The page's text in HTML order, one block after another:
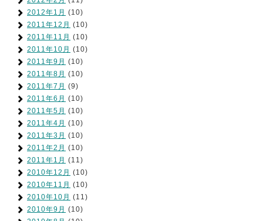
2012年1月 (10)
2011年12月 (10)
2011年11月 (10)
2011年10月 (10)
2011年9月 (10)
2011年8月 (10)
2011年7月 (9)
2011年6月 (10)
2011年5月 (10)
2011年4月 (10)
2011年3月 (10)
2011年2月 (10)
2011年1月 (11)
2010年12月 (10)
2010年11月 (10)
2010年10月 (11)
2010年9月 (10)